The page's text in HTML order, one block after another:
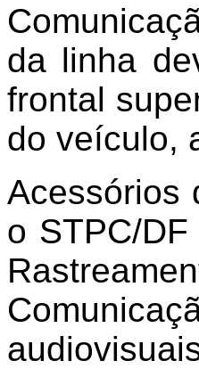
da linha
frontal
do veículo,
Acessórios
o STPC/